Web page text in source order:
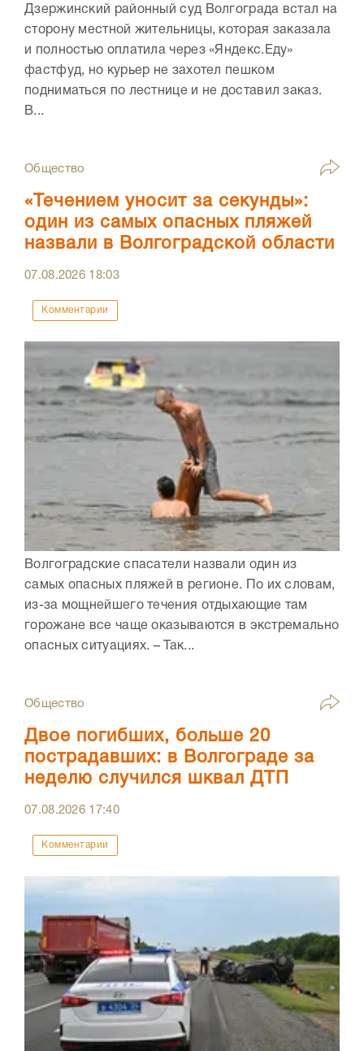
Дзержинский районный суд Волгограда встал на
сторону местной жительницы, которая заказала
и полностью оплатила через «Яндекс.Еду»
фастфуд, но курьер не захотел пешком
подниматься по лестнице и не доставил заказ.
В...
Общество
«Течением уносит за секунды»:
один из самых опасных пляжей
назвали в Волгоградской области
07.08.2026 18:03
Комментарии
Волгоградские спасатели назвали один из
самых опасных пляжей в регионе. По их словам,
из-за мощнейшего течения отдыхающие там
горожане все чаще оказываются в экстремально
опасных ситуациях. – Так...
Общество
Двое погибших, больше 20
пострадавших: в Волгограде за
неделю случился шквал ДТП
07.08.2026 17:40
Комментарии